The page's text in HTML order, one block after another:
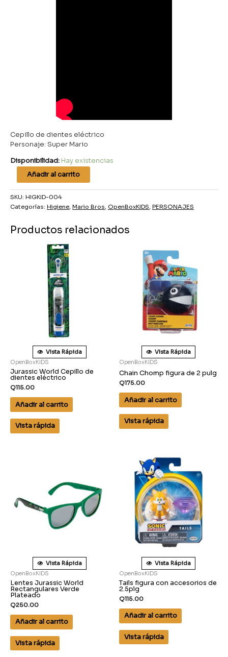
Cepillo de dientes eléctrico
Personaje: Super Mario
Disponibilidad: Hay existencias
Añadir al carrito
SKU: HIGKID-004
Categorías: Higiene, Mario Bros, OpenBoxKIDS, PERSONAJES
Productos relacionados
Vista Rápida
OpenBoxKIDS
Jurassic World Cepillo de
dientes eléctrico
Q115.00
Añadir al carrito
Vista rápida
Vista Rápida
OpenBoxKIDS
Chain Chomp figura de 2 pulg
Q175.00
Añadir al carrito
Vista rápida
Vista Rápida
OpenBoxKIDS
Lentes Jurassic World
Rectangulares Verde
Plateado
Q250.00
Añadir al carrito
Vista rápida
Vista Rápida
OpenBoxKIDS
Tails figura con accesorios de
2.5plg
Q115.00
Añadir al carrito
Vista rápida